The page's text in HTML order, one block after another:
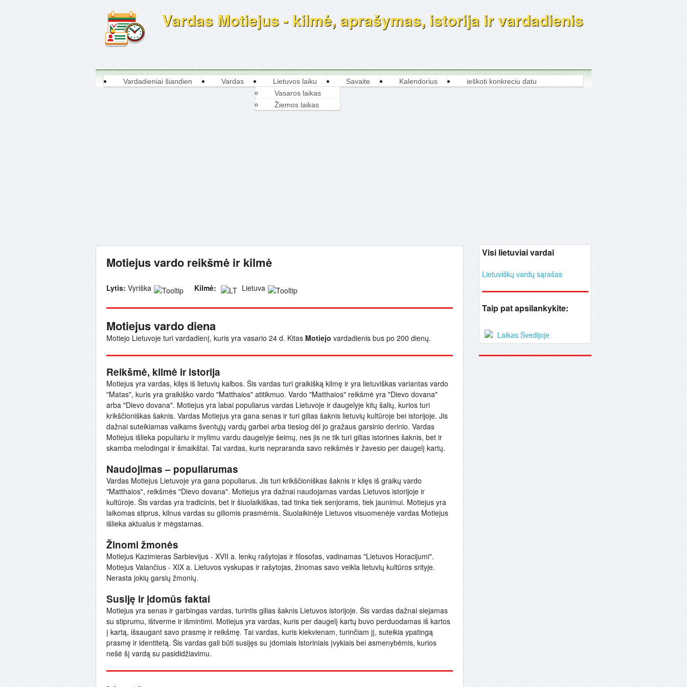
Vardas Motiejus - kilmė, aprašymas, istorija ir vardadienis
Vardadieniai šiandien Vardas
Lietuvos laiku
Vasaros laikas
Žiemos laikas
Savaite Kalendorius ieškoti konkreciu datu
Motiejus vardo reikšmė ir kilmė
Lytis: Vyriška Kilmė: Lietuva
Motiejus vardo diena
Motiejo Lietuvoje turi vardadienį, kuris yra vasario 24 d. Kitas Motiejo vardadienis bus po 200 dienų.
Reikšmė, kilmė ir istorija
Motiejus yra vardas, kilęs iš lietuvių kalbos. Šis vardas turi graikišką kilmę ir yra lietuviškas variantas vardo
"Matas", kuris yra graikiško vardo "Matthaios" atitikmuo. Vardo "Matthaios" reikšmė yra "Dievo dovana"
arba "Dievo dovana". Motiejus yra labai populiarus vardas Lietuvoje ir daugelyje kitų šalių, kurios turi
krikščioniškas šaknis. Vardas Motiejus yra gana senas ir turi gilias šaknis lietuvių kultūroje bei istorijoje. Jis
dažnai suteikiamas vaikams šventųjų vardų garbei arba tiesiog dėl jo gražaus garsinio derinio. Vardas
Motiejus išlieka populiariu ir mylimu vardu daugelyje šeimų, nes jis ne tik turi gilias istorines šaknis, bet ir
skamba melodingai ir šmaikštai. Tai vardas, kuris nepraranda savo reikšmės ir žavesio per daugelį kartų.
Naudojimas – populiarumas
Vardas Motiejus Lietuvoje yra gana populiarus. Jis turi krikščioniškas šaknis ir kilęs iš graikų vardo
"Matthaios", reikšmės "Dievo dovana". Motiejus yra dažnai naudojamas vardas Lietuvos istorijoje ir
kultūroje. Šis vardas yra tradicinis, bet ir šiuolaikiškas, tad tinka tiek senjorams, tiek jaunimui. Motiejus yra
laikomas stiprus, kilnus vardas su giliomis prasmėmis. Šiuolaikinėje Lietuvos visuomenėje vardas Motiejus
išlieka aktualus ir mėgstamas.
Žinomi žmonės
Motiejus Kazimieras Sarbievijus - XVII a. lenkų rašytojas ir filosofas, vadinamas "Lietuvos Horacijumi".
Motiejus Valančius - XIX a. Lietuvos vyskupas ir rašytojas, žinomas savo veikla lietuvių kultūros srityje.
Nerasta jokių garsių žmonių.
Susiję ir įdomūs faktai
Motiejus yra senas ir garbingas vardas, turintis gilias šaknis Lietuvos istorijoje. Šis vardas dažnai siejamas
su stiprumu, ištverme ir išmintimi. Motiejus yra vardas, kuris per daugelį kartų buvo perduodamas iš kartos
į kartą, išsaugant savo prasmę ir reikšmę. Tai vardas, kuris kiekvienam, turinčiam jį, suteikia ypatingą
prasmę ir identitetą. Šis vardas gali būti susijęs su įdomiais istoriniais įvykiais bei asmenybėmis, kurios
nešė šį vardą su pasididžiavimu.
Visi lietuviai vardai
Lietuviškų vardų sąrašas
Taip pat apsilankykite:
Laikas Švedijoje